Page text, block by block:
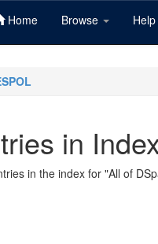
Home Browse Help
in
in the index for "All of